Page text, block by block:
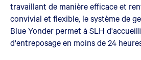
travaillant de manière efficace et
convivial et flexible, le système de
Blue Yonder permet à SLH
d'entreposage en moins de 24